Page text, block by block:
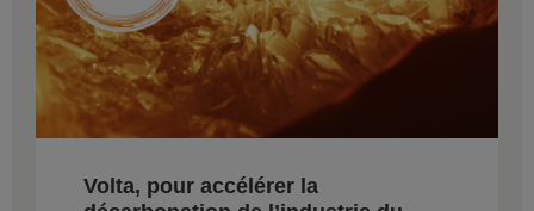
Volta, pour accélérer la